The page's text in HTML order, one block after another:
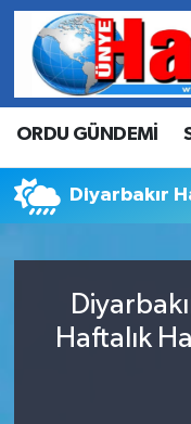
ORDU GÜNDEMİ
Diyarbakır
Haftalık
Hava Durumu
Trafik Durumu
Süper Lig Puan
Son Dakika